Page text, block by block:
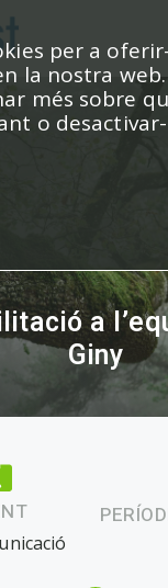
a
Giny
per a
la nostra web.
més sobre
o